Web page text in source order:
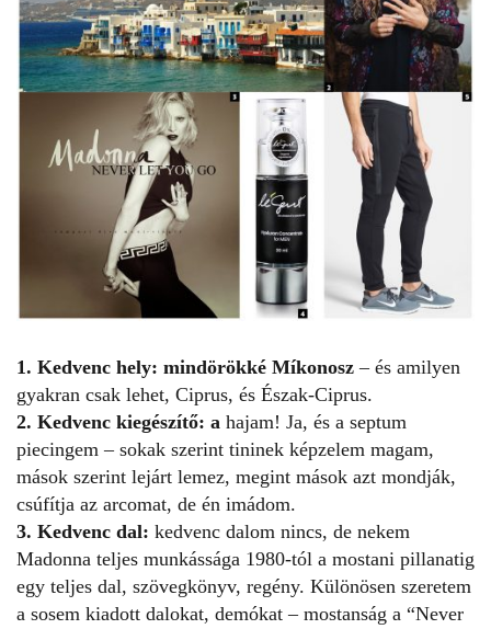
1. Kedvenc hely: mindörökké Míkonosz – és amilyen
gyakran csak lehet, Ciprus, és Észak-Ciprus.
2. Kedvenc kiegészítő: a hajam! Ja, és a septum
piecingem – sokak szerint tininek képzelem magam,
mások szerint lejárt lemez, megint mások azt mondják,
csúfítja az arcomat, de én imádom.
3. Kedvenc dal: kedvenc dalom nincs, de nekem
Madonna teljes munkássága 1980-tól a mostani pillanatig
egy teljes dal, szövegkönyv, regény. Különösen szeretem
a sosem kiadott dalokat, demókat – mostanság a “Never